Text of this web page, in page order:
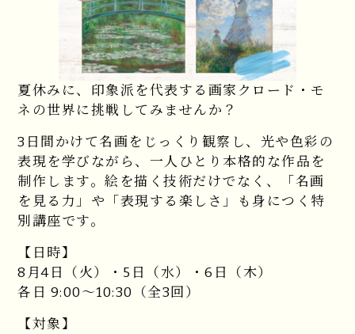
夏休みに、印象派を代表する画家クロード・モ
ネの世界に挑戦してみませんか？
3日間かけて名画をじっくり観察し、光や色彩の
表現を学びながら、一人ひとり本格的な作品を
制作します。絵を描く技術だけでなく、「名画
を見る力」や「表現する楽しさ」も身につく特
別講座です。
【日時】
8月4日（火）・5日（水）・6日（木）
各日 9:00～10:30（全3回）
【対象】